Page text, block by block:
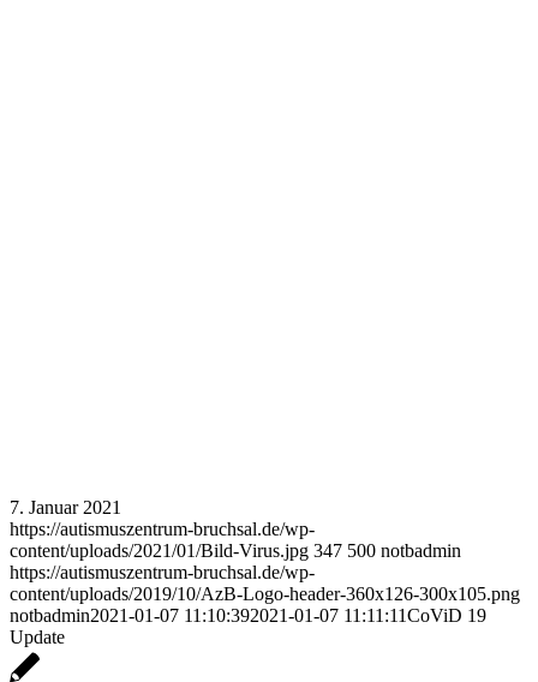
7. Januar 2021
https://autismuszentrum-bruchsal.de/wp-
content/uploads/2021/01/Bild-Virus.jpg 347 500 notbadmin
https://autismuszentrum-bruchsal.de/wp-
content/uploads/2019/10/AzB-Logo-header-360x126-300x105.png
notbadmin2021-01-07 11:10:392021-01-07 11:11:11CoViD 19
Update